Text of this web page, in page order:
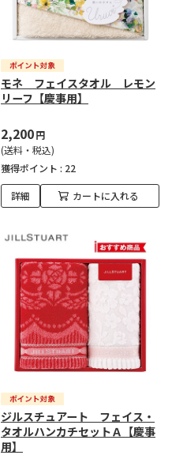
モネ フェイスタオル レモン
リーフ【慶事用】
2,200円
(送料・税込)
獲得ポイント : 22
詳細 カートに入れる
ジルスチュアート フェイス・
タオルハンカチセットＡ【慶事
用】